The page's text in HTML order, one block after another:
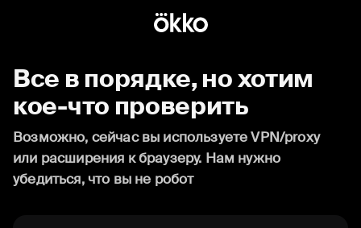
Все в порядке, но хотим
кое-что проверить
Возможно, сейчас вы используете VPN/proxy
или расширения к браузеру. Нам нужно
убедиться, что вы не робот